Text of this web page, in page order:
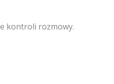
kontroli rozmowy.